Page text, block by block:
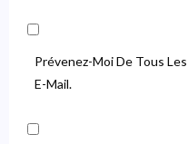
Prévenez-Moi De Tous
E-Mail.